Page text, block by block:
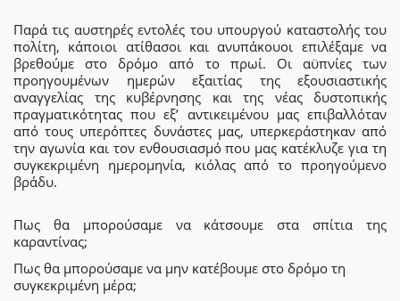
Παρά τις αυστηρές εντολές του υπουργού καταστολής του
πολίτη, κάποιοι ατίθασοι και ανυπάκουοι επιλέξαμε να
βρεθούμε στο δρόμο από το πρωί. Οι αϋπνίες των
προηγουμένων ημερών εξαιτίας της εξουσιαστικής
αναγγελίας της κυβέρνησης και της νέας δυστοπικής
πραγματικότητας που εξ’ αντικειμένου μας επιβαλλόταν
από τους υπερόπτες δυνάστες μας, υπερκεράστηκαν από
την αγωνία και τον ενθουσιασμό που μας κατέκλυζε για τη
συγκεκριμένη ημερομηνία, κιόλας από το προηγούμενο
βράδυ.
Πως θα μπορούσαμε να κάτσουμε στα σπίτια της
καραντίνας;
Πως θα μπορούσαμε να μην κατέβουμε στο δρόμο τη
συγκεκριμένη μέρα;